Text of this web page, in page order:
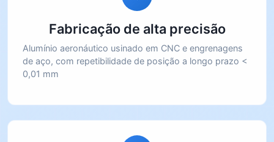
Fabricação de alta precisão
Alumínio aeronáutico usinado em CNC e engrenagens
de aço, com repetibilidade de posição a longo prazo <
0,01 mm